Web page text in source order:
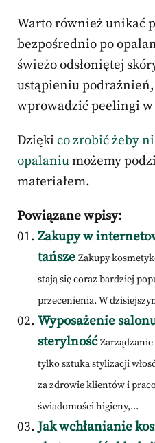
Warto również unikać
bezpośrednio po
świeżo odsłoniętej
ustąpieniu
wprowadzić peelingi
Dzięki co zrobić żeby
opalaniumożemy
materiałem.
Powiązane wpisy:
Zakupy w
tańsze Zakupy
stają się coraz bardziej
przecenienia. W
Wyposażenie
sterylność
tylko sztuka stylizacji
za zdrowie klientów i
świadomości higieny,...
Jak wchłanianie